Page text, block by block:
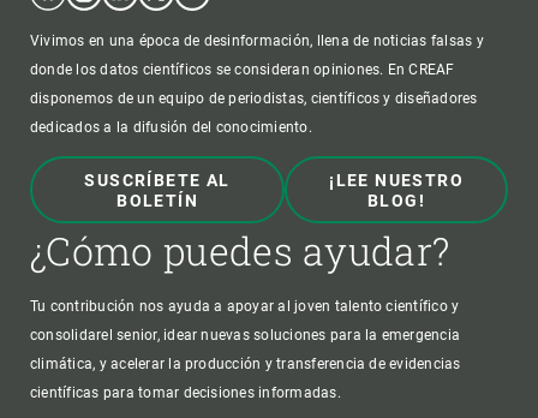
Vivimos en una época de desinformación, llena de noticias falsas y
donde los datos científicos se consideran opiniones. En CREAF
disponemos de un equipo de periodistas, científicos y diseñadores
dedicados a la difusión del conocimiento.
SUSCRÍBETE AL
BOLETÍN
¡LEE NUESTRO
BLOG!
¿Cómo puedes ayudar?
Tu contribución nos ayuda a apoyar al joven talento científico y
consolidarel senior, idear nuevas soluciones para la emergencia
climática, y acelerar la producción y transferencia de evidencias
científicas para tomar decisiones informadas.